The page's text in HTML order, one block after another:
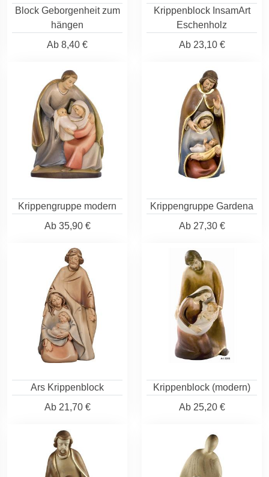
Block Geborgenheit zum
hängen
Ab 8,40 €
Krippenblock InsamArt
Eschenholz
Ab23,10 €
Krippengruppe modern
Ab35,90 €
Krippengruppe Gardena
Ab27,30 €
Ars Krippenblock
Ab21,70 €
Krippenblock (modern)
Ab25,20 €